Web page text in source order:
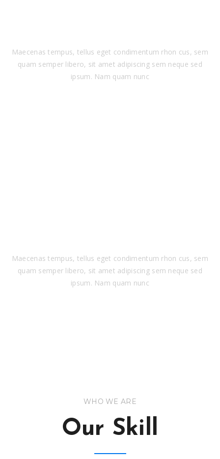
Maecenas tempus, tellus eget condimentum rhon cus, sem
quam semper libero, sit amet adipiscing sem neque sed
ipsum. Nam quam nunc
Maecenas tempus, tellus eget condimentum rhon cus, sem
quam semper libero, sit amet adipiscing sem neque sed
ipsum. Nam quam nunc
WHO WE ARE
Our Skill